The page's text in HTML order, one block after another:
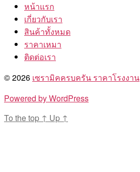
หน้าแรก
เกี่ยวกับเรา
สินค้าทั้งหมด
ราคาเหมา
ติดต่อเรา
© 2026 เซรามิคครบครัน ราคาโรงงาน
Powered by WordPress
To the top ↑ Up ↑